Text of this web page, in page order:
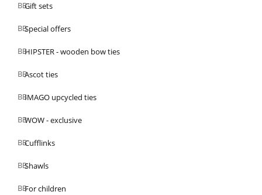
Gift sets
Special offers
HIPSTER - wooden bow ties
Ascot ties
IMAGO upcycled ties
WOW - exclusive
Cufflinks
Shawls
For children